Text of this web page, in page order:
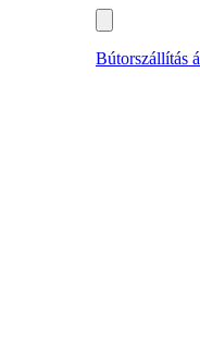
Bútorszállítás